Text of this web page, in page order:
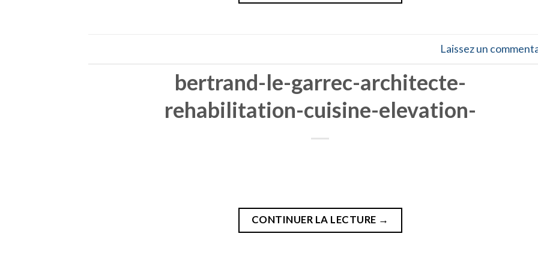
Laissez un
bertrand-le-garrec-architecte-
rehabilitation-cuisine-elevation-
CONTINUER LA LECTURE →